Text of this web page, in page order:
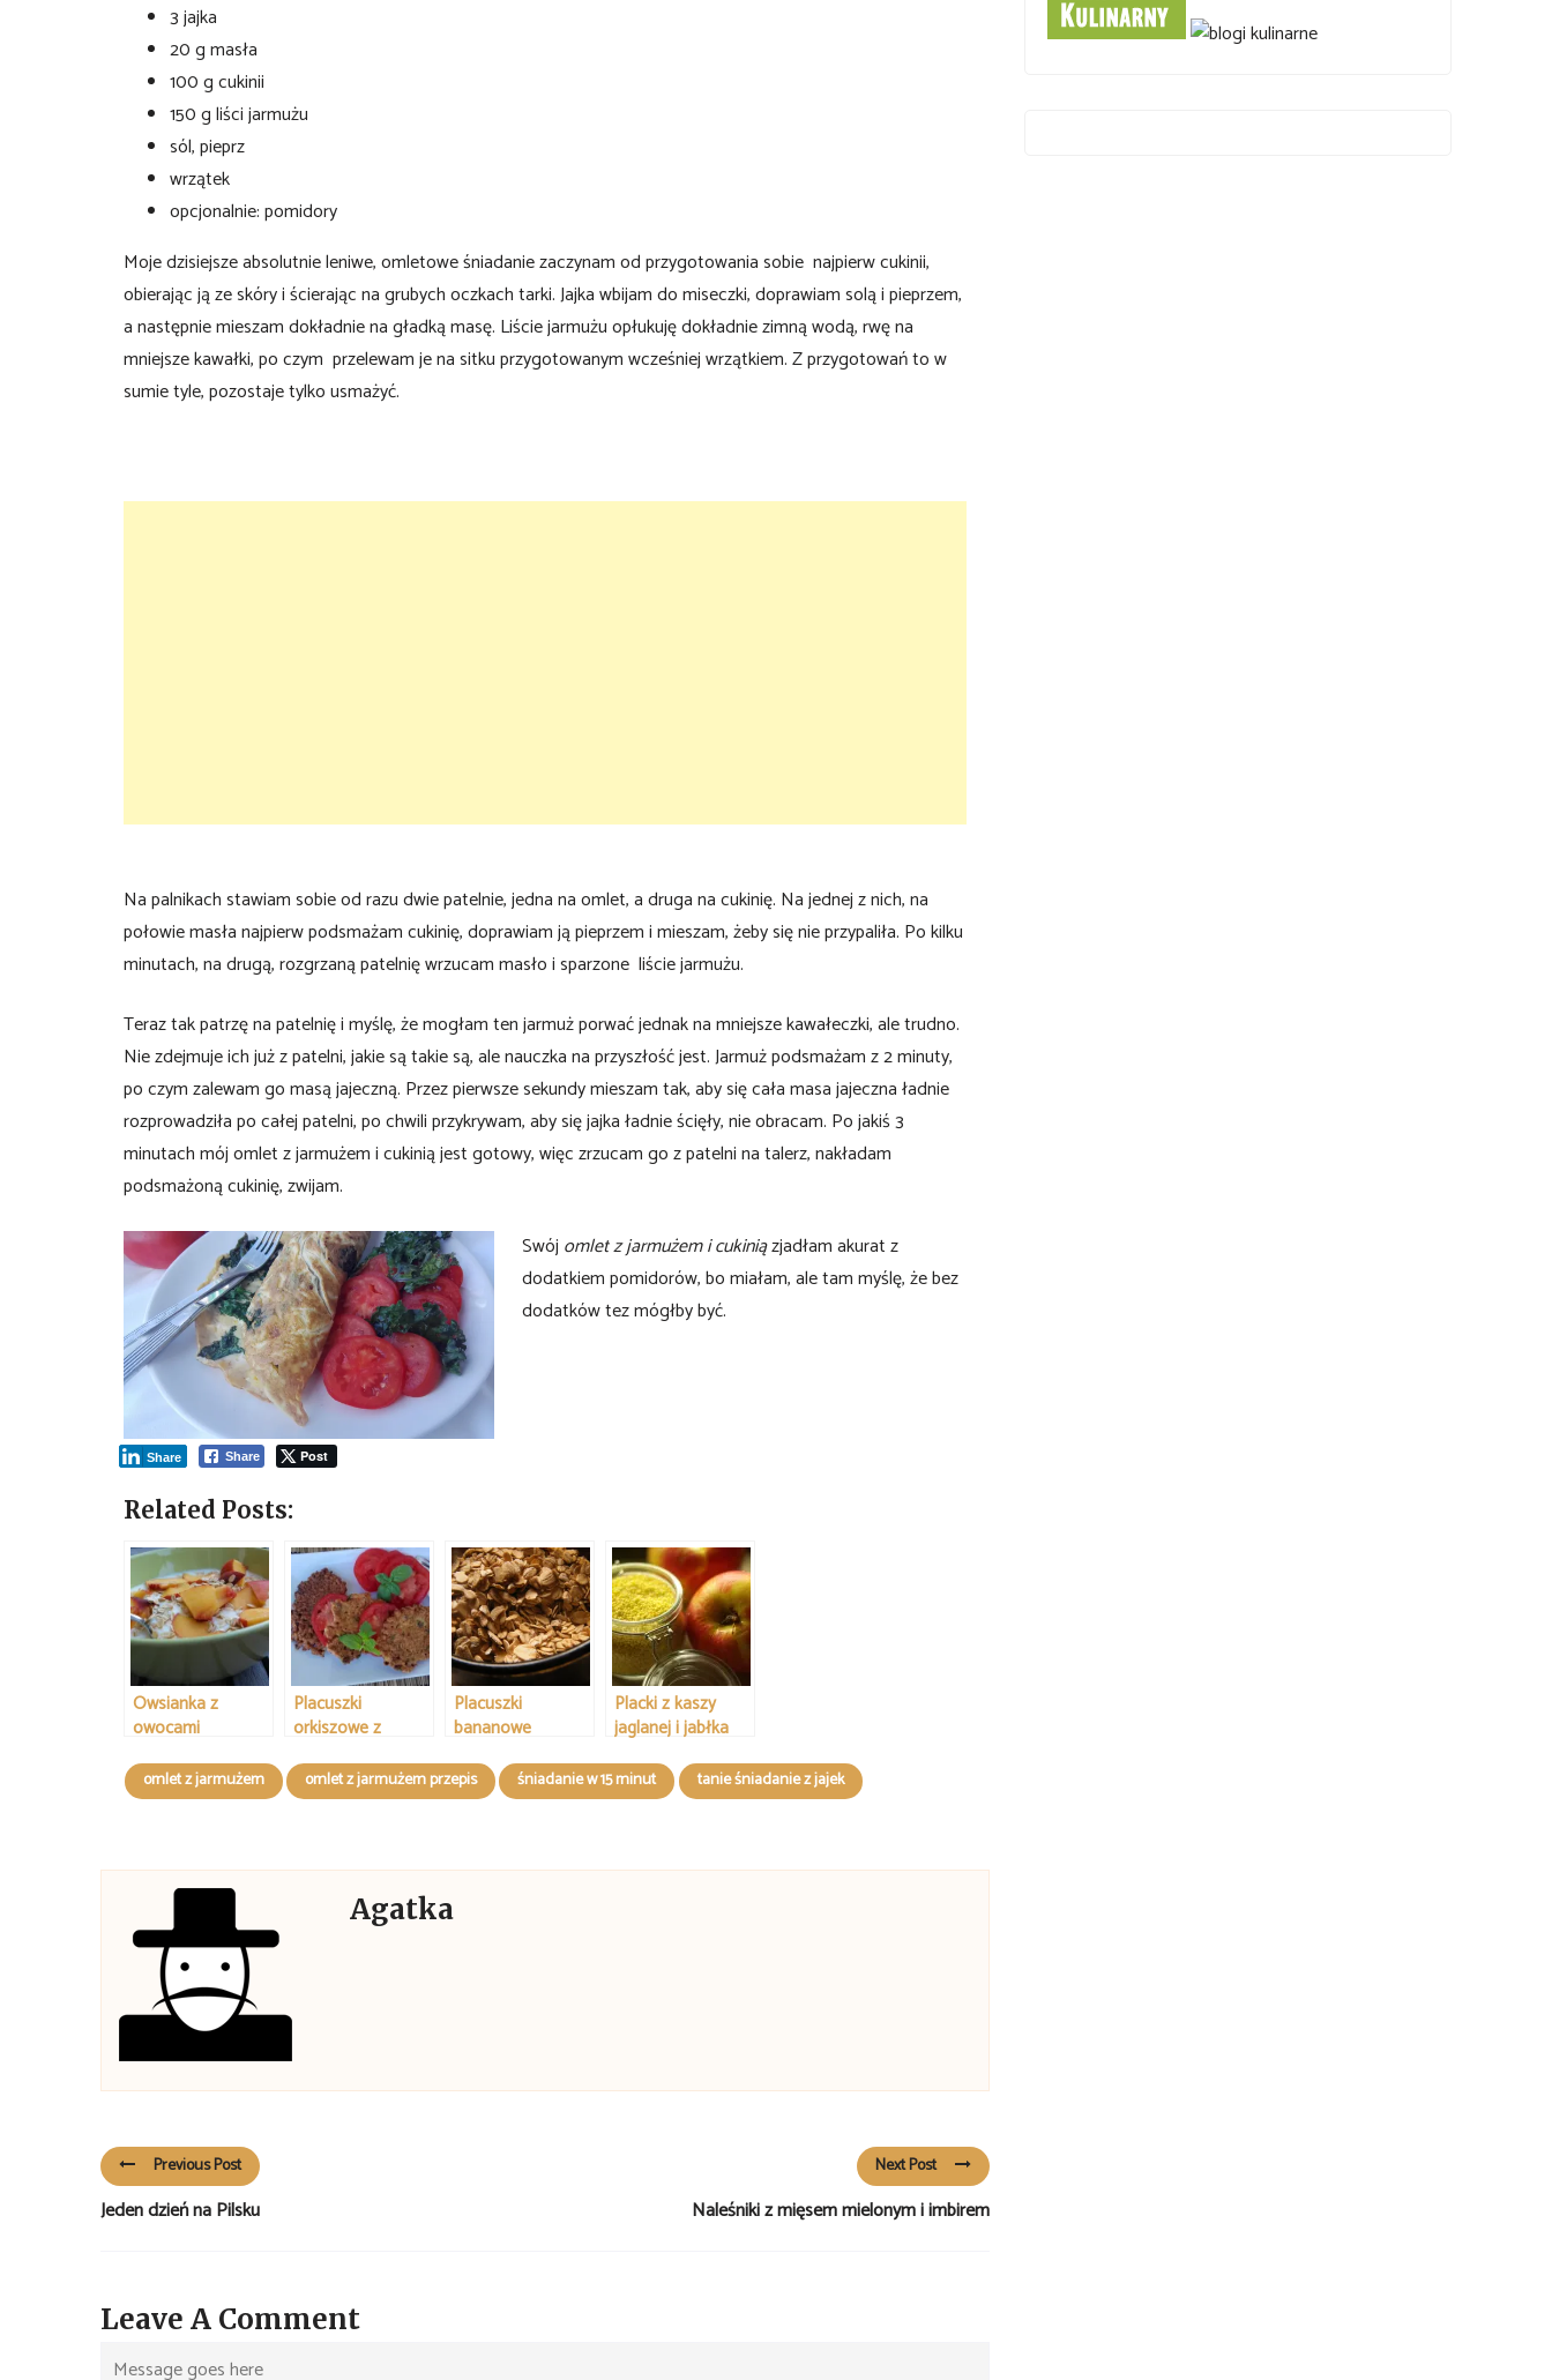
3 jajka
20 g masła
100 g cukinii
150 g liści jarmużu
sól, pieprz
wrzątek
opcjonalnie: pomidory
Moje dzisiejsze absolutnie leniwe, omletowe śniadanie zaczynam od przygotowania sobie najpierw cukinii,
obierając ją ze skóry i ścierając na grubych oczkach tarki. Jajka wbijam do miseczki, doprawiam solą i pieprzem,
a następnie mieszam dokładnie na gładką masę. Liście jarmużu opłukuję dokładnie zimną wodą, rwę na
mniejsze kawałki, po czym przelewam je na sitku przygotowanym wcześniej wrzątkiem. Z przygotowań to w
sumie tyle, pozostaje tylko usmażyć.
Na palnikach stawiam sobie od razu dwie patelnie, jedna na omlet, a druga na cukinię. Na jednej z nich, na
połowie masła najpierw podsmażam cukinię, doprawiam ją pieprzem i mieszam, żeby się nie przypaliła. Po kilku
minutach, na drugą, rozgrzaną patelnię wrzucam masło i sparzone liście jarmużu.
Teraz tak patrzę na patelnię i myślę, że mogłam ten jarmuż porwać jednak na mniejsze kawałeczki, ale trudno.
Nie zdejmuje ich już z patelni, jakie są takie są, ale nauczka na przyszłość jest. Jarmuż podsmażam z 2 minuty,
po czym zalewam go masą jajeczną. Przez pierwsze sekundy mieszam tak, aby się cała masa jajeczna ładnie
rozprowadziła po całej patelni, po chwili przykrywam, aby się jajka ładnie ścięły, nie obracam. Po jakiś 3
minutach mój omlet z jarmużem i cukinią jest gotowy, więc zrzucam go z patelni na talerz, nakładam
podsmażoną cukinię, zwijam.
Swój omlet z jarmużem i cukiniązjadłam akurat z
dodatkiem pomidorów, bo miałam, ale tam myślę, że bez
dodatków tez mógłby być.
Share Post
Share
Related Posts:
Owsianka z
owocami
Placuszki
orkiszowe z
Placuszki
bananowe
Placki z kaszy
jaglanej i jabłka
omlet z jarmużem omlet z jarmużem przepis śniadanie w 15 minut tanie śniadanie z jajek
Agatka
Previous Post
Jeden dzień na Pilsku
Next Post
Naleśniki z mięsem mielonym i imbirem
Leave A Comment